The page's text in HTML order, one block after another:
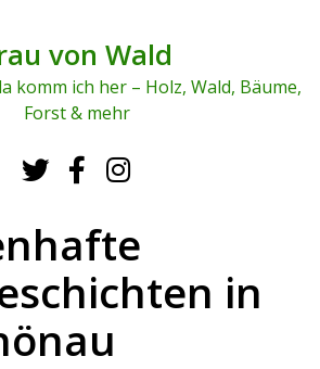
von Wald
komm ich her – Holz, Wald, Bäume,
Forst & mehr
in